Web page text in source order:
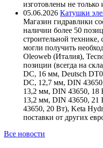
изготовлены не
05.06.2026 Катушки
Магазин гидравлики
наличии более 50
строительной
могли получить
Oleoweb (Италия),
позиции (всегда на
DC, 16 мм, Deutsch
DC, 12,7 мм, DIN
13,2 мм, DIN 43650, 18
13,2 мм, DIN 43650, 21
43650, 20 Вт), Keta
поставки от других
Все новости